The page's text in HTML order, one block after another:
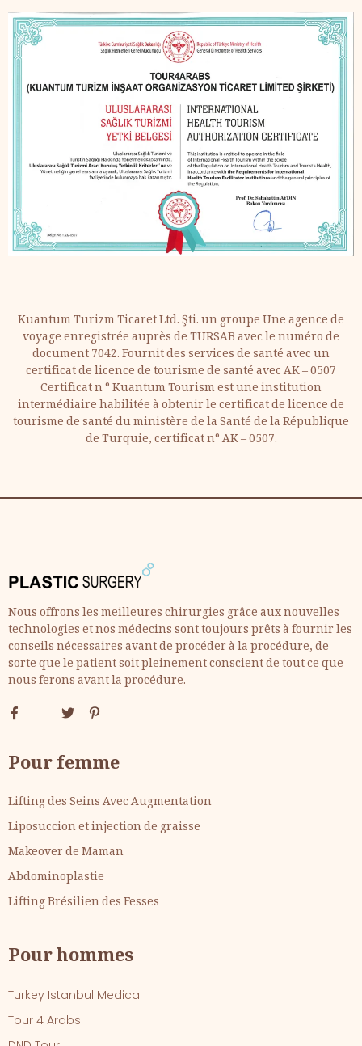
Kuantum Turizm Ticaret Ltd. Şti. un groupe Une agence de
voyage enregistrée auprès de TURSAB avec le numéro de
document 7042. Fournit des services de santé avec un
certificat de licence de tourisme de santé avec AK – 0507
Certificat n ° Kuantum Tourism est une institution
intermédiaire habilitée à obtenir le certificat de licence de
tourisme de santé du ministère de la Santé de la République
de Turquie, certificat n° AK – 0507.
Nous offrons les meilleures chirurgies grâce aux nouvelles
technologies et nos médecins sont toujours prêts à fournir les
conseils nécessaires avant de procéder à la procédure, de
sorte que le patient soit pleinement conscient de tout ce que
nous ferons avant la procédure.
Pour femme
Lifting des Seins Avec Augmentation
Liposuccion et injection de graisse
Makeover de Maman
Abdominoplastie
Lifting Brésilien des Fesses
Pour hommes
Turkey Istanbul Medical
Tour 4 Arabs